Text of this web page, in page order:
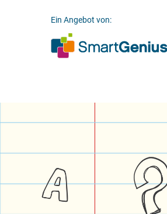
Ein Angebot von: